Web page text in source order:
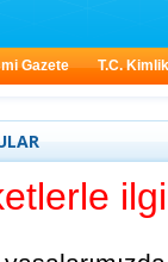
Gazete T.C.